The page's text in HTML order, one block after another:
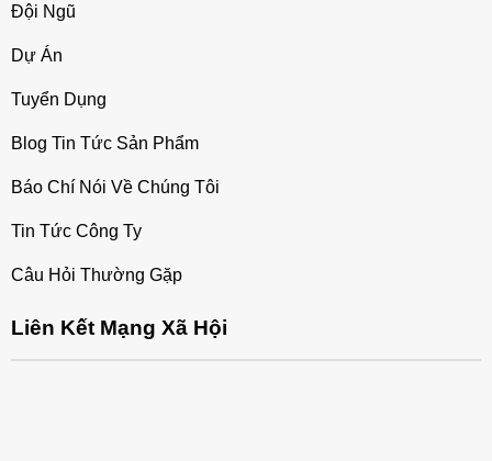
Đội Ngũ
Dự Án
Tuyển Dụng
Blog Tin Tức Sản Phẩm
Báo Chí Nói Về Chúng Tôi
Tin Tức Công Ty
Câu Hỏi Thường Gặp
Liên Kết Mạng Xã Hội